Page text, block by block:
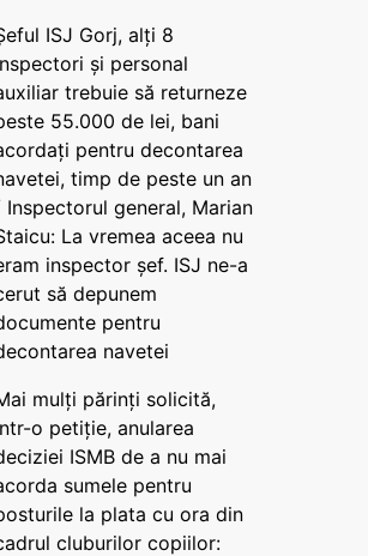
ISJ Gorj, alți 8
și personal
trebuie să returneze
55.000 de lei, bani
pentru decontarea
timp de peste un an
Inspectorul general, Marian
La vremea aceea nu
inspector șef. ISJ ne-a
să depunem
pentru
navetei
mulți părinți solicită,
o petiție, anularea
ISMB de a nu mai
sumele pentru
la plata cu ora din
cluburilor copiilor: